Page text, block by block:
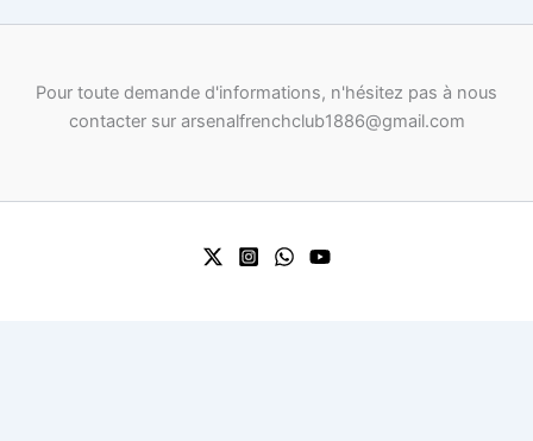
Pour toute demande d'informations, n'hésitez pas à nous
contacter sur arsenalfrenchclub1886@gmail.com